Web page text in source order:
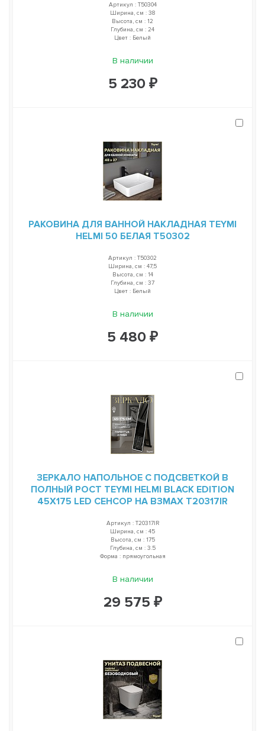
Артикул : T50304
Ширина, см : 38
Высота, см : 12
Глубина, см : 24
Цвет : Белый
В наличии
5 230 ₽
РАКОВИНА ДЛЯ ВАННОЙ НАКЛАДНАЯ TEYMI
HELMI 50 БЕЛАЯ T50302
Артикул : T50302
Ширина, см : 47,5
Высота, см : 14
Глубина, см : 37
Цвет : Белый
В наличии
5 480 ₽
ЗЕРКАЛО НАПОЛЬНОЕ С ПОДСВЕТКОЙ В
ПОЛНЫЙ РОСТ TEYMI HELMI BLACK EDITION
45Х175 LED СЕНСОР НА ВЗМАХ T20317IR
Артикул : T20317IR
Ширина, см : 45
Высота, см : 175
Глубина, см : 3.5
Форма : прямоугольная
В наличии
29 575 ₽